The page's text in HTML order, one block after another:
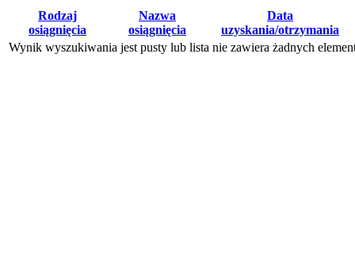
Rodzaj
osiągnięcia
Nazwa
osiągnięcia
Data
uzyskania/otrzymania
Wynik wyszukiwania jest pusty lub lista nie zawiera żadnych